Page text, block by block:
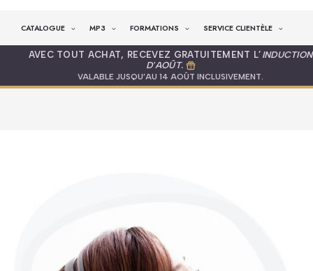
CATALOGUE MP3 FORMATIONS SERVICE CLIENTÈLE
AVEC TOUT ACHAT, RECEVEZ GRATUITEMENT L’ INDUCTION
D'AOÛT.
VALABLE JUSQU’AU 14 AOÛT INCLUSIVEMENT.